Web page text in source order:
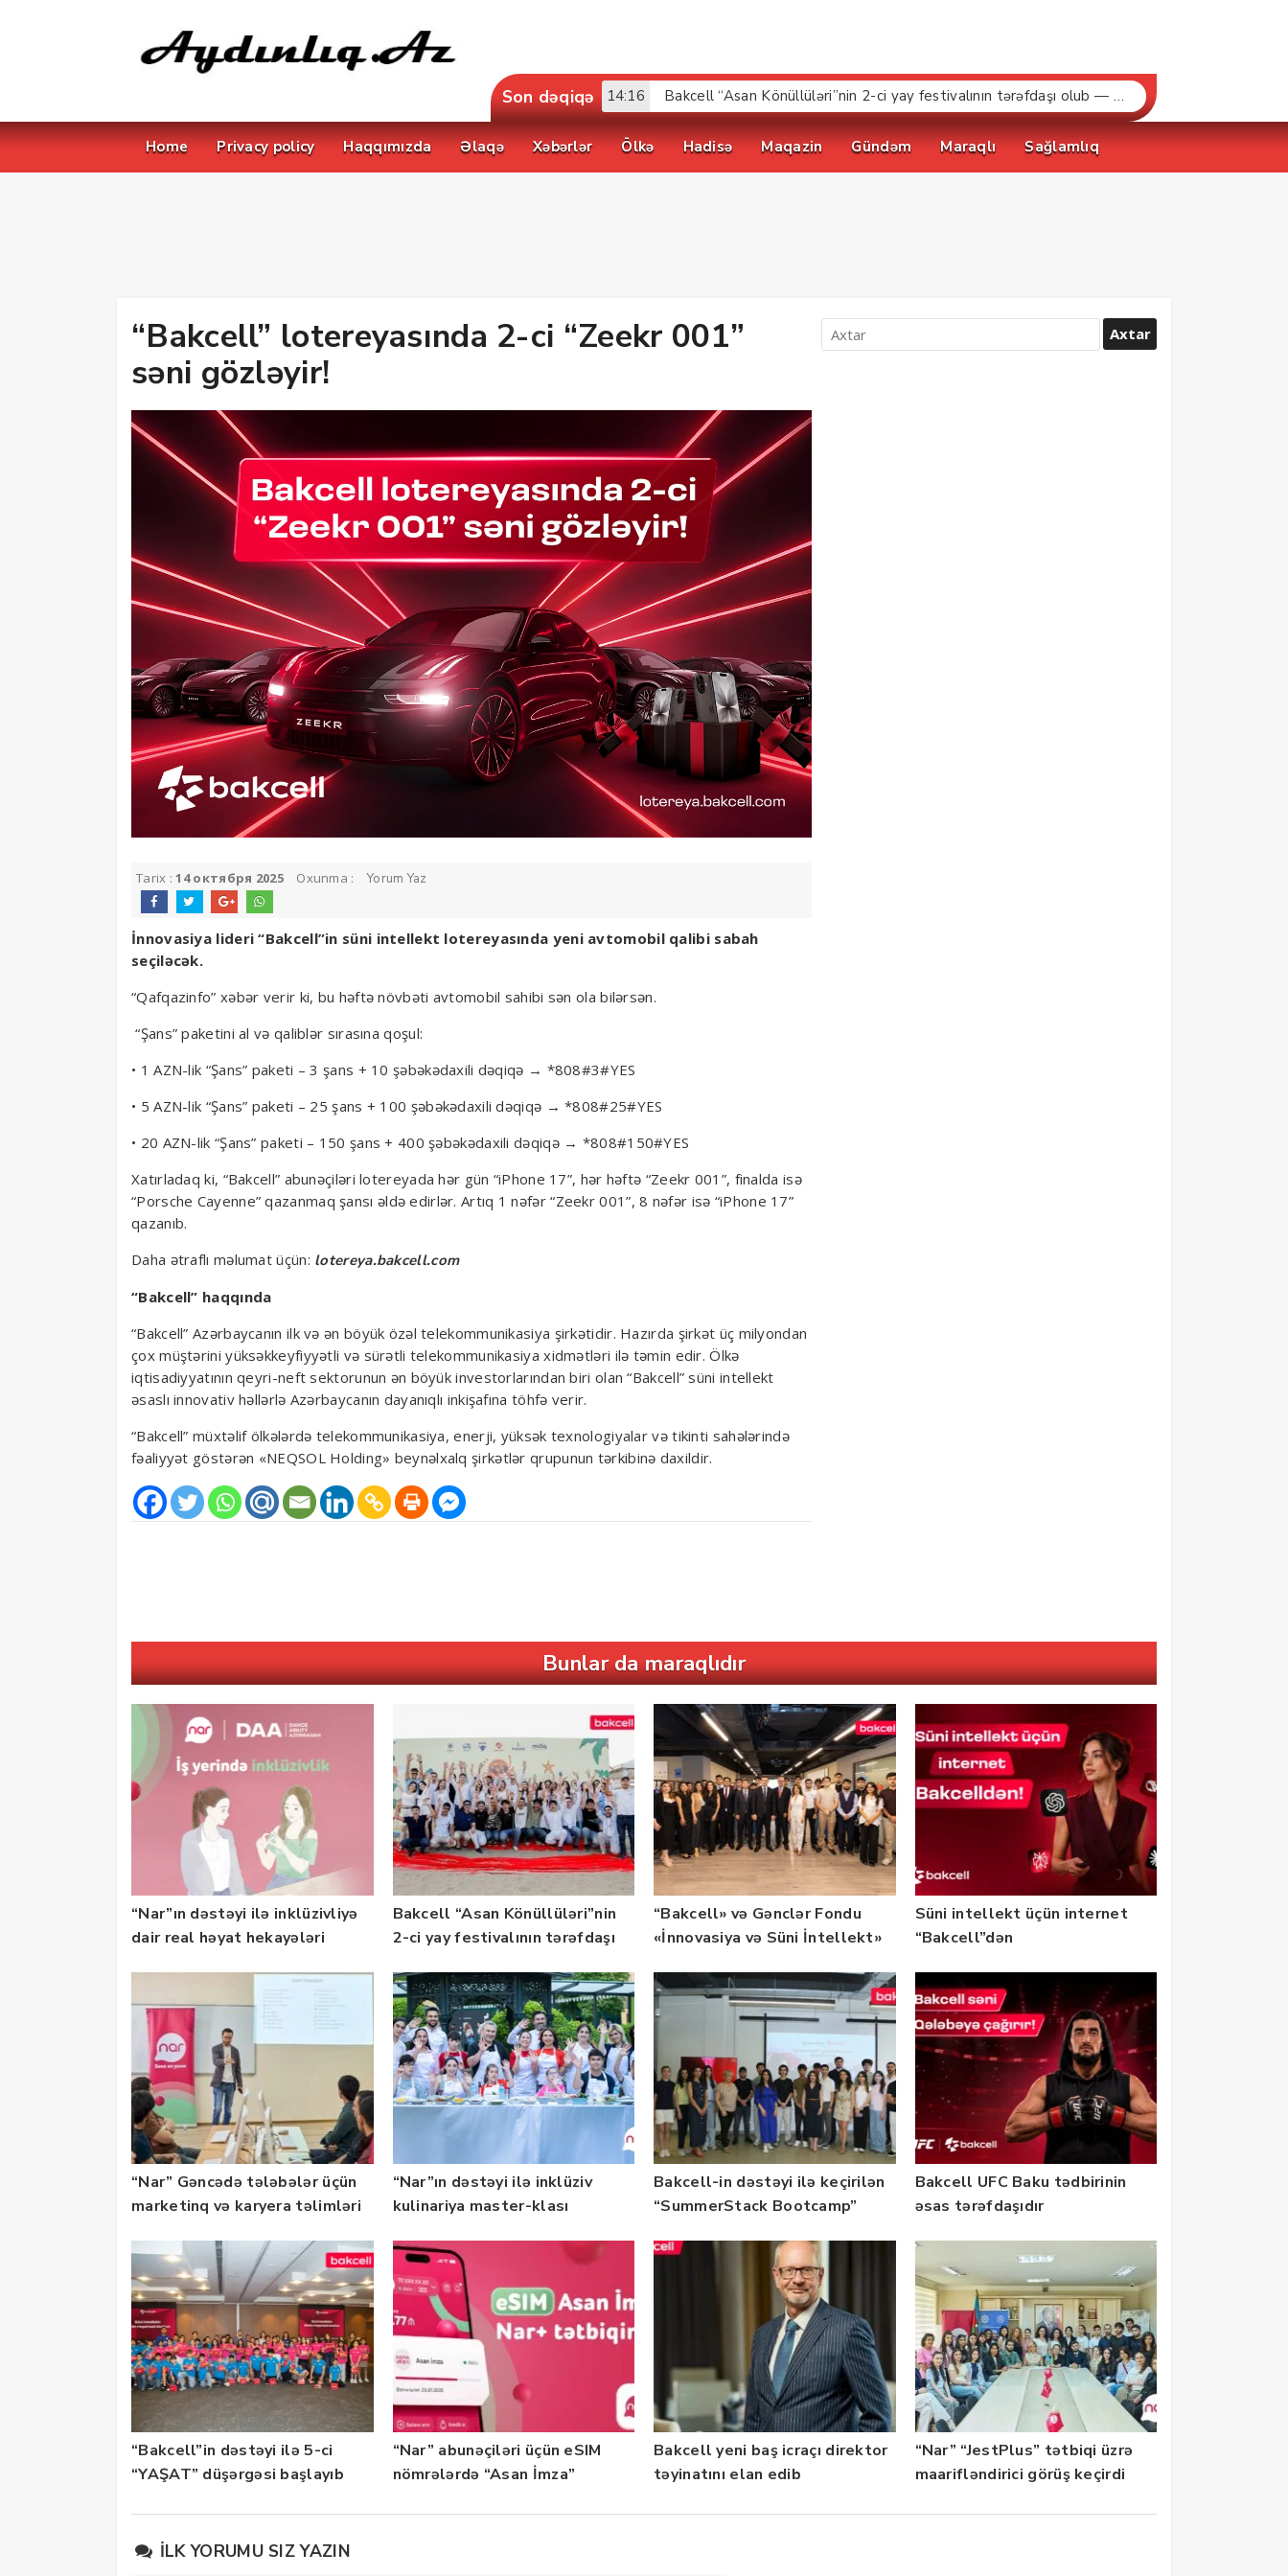
Son dəqiqə 17:52 “Bakcell» və Gənclər Fondu «İnnovasiya və Süni İntellekt» üzrə təqaüd proqramının qalibləri ilə görüş keçirib
Home Privacy policy Haqqımızda Əlaqə Xəbərlər Ölkə Hadisə Maqazin Gündəm Maraqlı Sağlamlıq
“Bakcell” lotereyasında 2-ci “Zeekr 001”
səni gözləyir!
Tarix :14 октября 2025 Oxunma : Yorum Yaz
İnnovasiya lideri “Bakcell”in süni intellekt lotereyasında yeni avtomobil qalibi sabah
seçiləcək.
“Qafqazinfo” xəbər verir ki, bu həftə növbəti avtomobil sahibi sən ola bilərsən.
“Şans” paketini al və qaliblər sırasına qoşul:
• 1 AZN-lik “Şans” paketi – 3 şans + 10 şəbəkədaxili dəqiqə → *808#3#YES
• 5 AZN-lik “Şans” paketi – 25 şans + 100 şəbəkədaxili dəqiqə → *808#25#YES
• 20 AZN-lik “Şans” paketi – 150 şans + 400 şəbəkədaxili dəqiqə → *808#150#YES
Xatırladaq ki, “Bakcell” abunəçiləri lotereyada hər gün “iPhone 17”, hər həftə “Zeekr 001”, finalda isə
“Porsche Cayenne” qazanmaq şansı əldə edirlər. Artıq 1 nəfər “Zeekr 001”, 8 nəfər isə “iPhone 17”
qazanıb.
Daha ətraflı məlumat üçün: lotereya.bakcell.com
“Bakcell” haqqında
“Bakcell” Azərbaycanın ilk və ən böyük özəl telekommunikasiya şirkətidir. Hazırda şirkət üç milyondan
çox müştərini yüksəkkeyfiyyətli və sürətli telekommunikasiya xidmətləri ilə təmin edir. Ölkə
iqtisadiyyatının qeyri-neft sektorunun ən böyük investorlarından biri olan “Bakcell” süni intellekt
əsaslı innovativ həllərlə Azərbaycanın dayanıqlı inkişafına töhfə verir.
“Bakcell” müxtəlif ölkələrdə telekommunikasiya, enerji, yüksək texnologiyalar və tikinti sahələrində
fəaliyyət göstərən «NEQSOL Holding» beynəlxalq şirkətlər qrupunun tərkibinə daxildir.
Bunlar da maraqlıdır
“Nar”ın dəstəyi ilə inklüzivliyə
dair real həyat hekayələri
Bakcell “Asan Könüllüləri”nin
2-ci yay festivalının tərəfdaşı
“Bakcell» və Gənclər Fondu
«İnnovasiya və Süni İntellekt»
qalibləri ilə görüş keçirib
Süni intellekt üçün internet
“Bakcell”dən
“Nar” Gəncədə tələbələr üçün
marketinq və karyera təlimləri
“Nar”ın dəstəyi ilə inklüziv
kulinariya master-klası
Bakcell-in dəstəyi ilə keçirilən
“SummerStack Bootcamp”
Bakcell UFC Baku tədbirinin
əsas tərəfdaşıdır
“Bakcell”in dəstəyi ilə 5-ci
“YAŞAT” düşərgəsi başlayıb
“Nar” abunəçiləri üçün eSIM
nömrələrdə “Asan İmza”
Bakcell yeni baş icraçı direktor
təyinatını elan edib
“Nar” “JestPlus” tətbiqi üzrə
maarifləndirici görüş keçirdi
İLK YORUMU SIZ YAZIN